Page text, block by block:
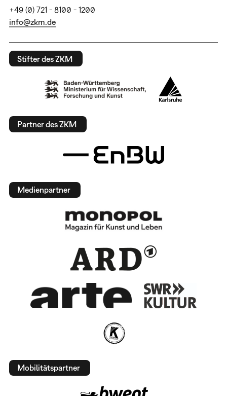
+49 (0) 721 - 8100 - 1200
info@zkm.de
Stifter des ZKM
Partner des ZKM
Medienpartner
Mobilitätspartner